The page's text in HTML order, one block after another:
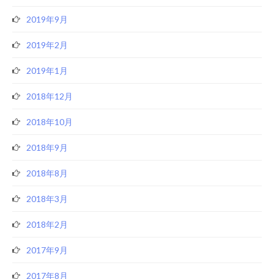
2019年9月
2019年2月
2019年1月
2018年12月
2018年10月
2018年9月
2018年8月
2018年3月
2018年2月
2017年9月
2017年8月